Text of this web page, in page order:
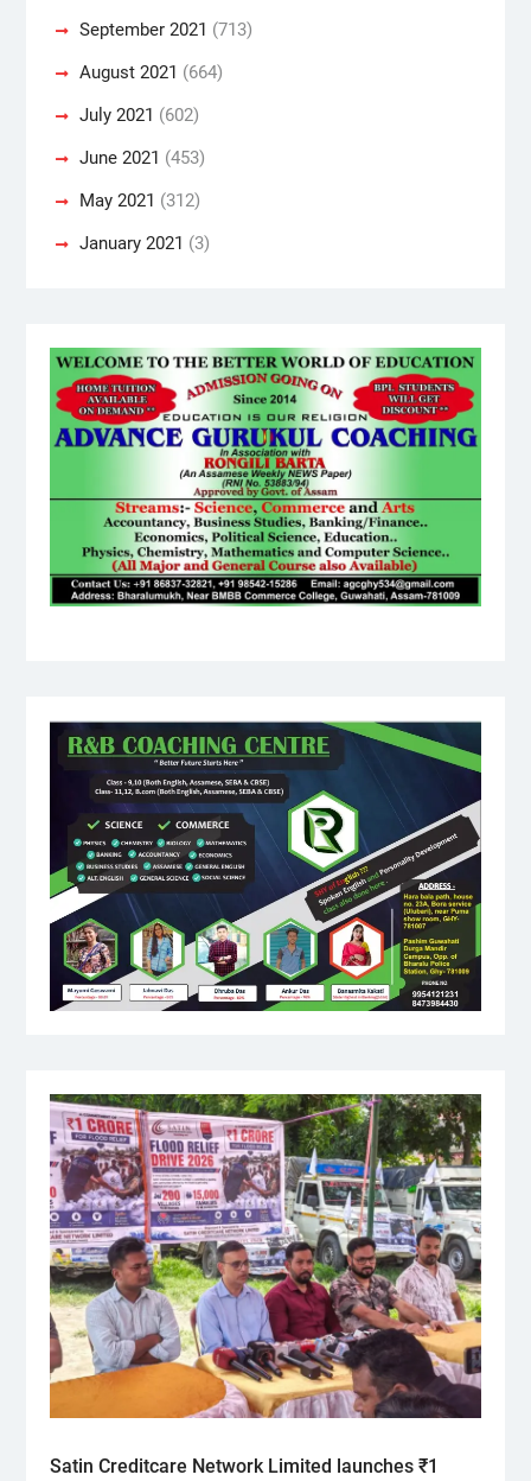
September 2021 (713)
August 2021 (664)
July 2021 (602)
June 2021 (453)
May 2021 (312)
January 2021 (3)
Satin Creditcare Network Limited launches ₹1